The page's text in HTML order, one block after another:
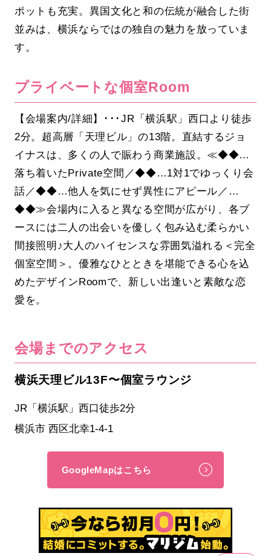
ポットも充実。異国文化と和の伝統が融合した街
並みは、横浜ならではの独自の魅力を放っていま
す。
プライベートな個室Room
【会場案内/詳細】･･･JR「横浜駅」西口より徒歩
2分。超高層「天理ビル」の13階。直結するジョ
イナスは、多くの人で賑わう商業施設。≪◆◆…
落ち着いたPrivate空間／◆◆…1対1でゆっくり会
話／◆◆…他人を気にせず異性にアピール／…
◆◆≫会場内に入ると異なる空間が広がり、各ブ
ースには二人の出会いを優しく包み込む柔らかい
間接照明♪大人のハイセンスな雰囲気溢れる＜完全
個室空間＞。優雅なひとときを堪能できる心を込
めたデザインRoomで、新しい出逢いと素敵な恋
愛を。
会場までのアクセス
横浜天理ビル13F〜個室ラウンジ
JR「横浜駅」西口徒歩2分
横浜市 西区北幸1-4-1
GoogleMapはこちら